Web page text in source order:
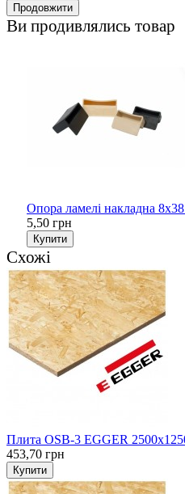
Продовжити
Ви продивлялись товар
Опора ламелі накладна
5,50 грн
Купити
Схожі
Плита OSB-3 EGGER
453,70 грн
Купити